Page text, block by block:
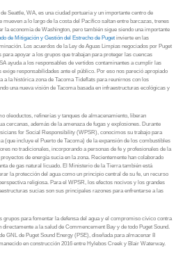
Seattle, WA, es una ciudad portuaria y un importante centro de
a lo largo de la costa del Pacífico saltan entre barcazas, trenes
la economía de Washington, pero también sigue siendo una importante
de Mitigación y Gestión del Estrecho de Puget invierte en las
Los acuerdos de la Ley de Aguas Limpias negociados por Puget
apoyar a los grupos que trabajan para proteger las cuencas
ayuda a los responsables de vertidos contaminantes a cumplir las
responsabilidades ante el público. Por eso nos pareció apropiado
a la histórica zona de Tacoma Tideflats para reunirnos con los
una nueva visión de Tacoma basada en infraestructuras ecológicas y
oleoductos, refinerías y tanques de almacenamiento, liberan
cercanas, además de la amenaza de fugas y explosiones. Durante
for Social Responsibility (WPSR), conocimos su trabajo para
(que incluye el Puerto de Tacoma) de la expansión de los combustibles
no tradicionales, incorporando a personas de fe y profesionales de la
de energía sucia en la zona. Recientemente han colaborado
de gas natural licuado. El Ministerio de la Tierra también está
la protección del agua como un principio central de su fe, un recurso
religiosa. Para el WPSR, los efectos nocivos y los grandes
sucias son sus principales razones para enfrentarse a las
grupos para fomentar la defensa del agua y el compromiso cívico contra
a la salud de Commencement Bay y de todo Puget Sound.
GNL de Puget Sound Energy (PSE), diseñada para almacenar 8
en construcción 2016 entre Hylebos Creek y Blair Waterway.